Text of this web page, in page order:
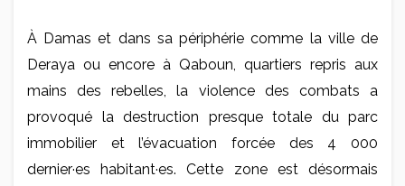
À Damas et dans sa périphérie comme la ville de
Deraya ou encore à Qaboun, quartiers repris aux
mains des rebelles, la violence des combats a
provoqué la destruction presque totale du parc
immobilier et l’évacuation forcée des 4 000
dernier·es habitant·es. Cette zone est désormais